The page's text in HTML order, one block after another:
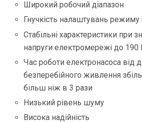
Широкий робочий діапазон
Гнучкість налаштувань режиму
Стабільні характеристики при
напруги електромережі до 190
Час роботи електронасоса від
безперебійного живлення
більш ніж в 3 рази
Низький рівень шуму
Висока надійність